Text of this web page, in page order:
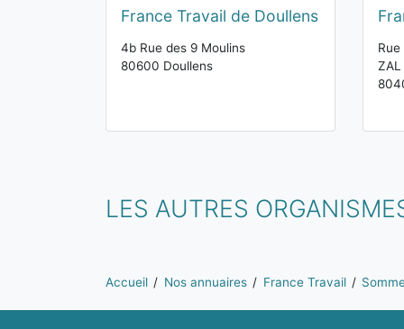
France Travail de Doullens
4b Rue des 9 Moulins
80600 Doullens
ZAL
LES AUTRES
Vous êtes ici:
Accueil Nos annuaires France Travail